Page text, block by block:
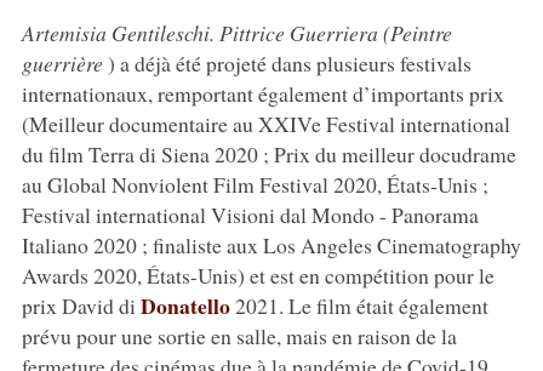
Artemisia Gentileschi. Pittrice Guerriera (Peintre
guerrière) a déjà été projeté dans plusieurs festivals
internationaux, remportant également d’importants prix
(Meilleur documentaire au XXIVe Festival international
du film Terra di Siena 2020 ; Prix du meilleur docudrame
au Global Nonviolent Film Festival 2020, États-Unis ;
Festival international Visioni dal Mondo - Panorama
Italiano 2020 ; finaliste aux Los Angeles Cinematography
Awards 2020, États-Unis) et est en compétition pour le
prix David di Donatello2021. Le film était également
prévu pour une sortie en salle, mais en raison de la